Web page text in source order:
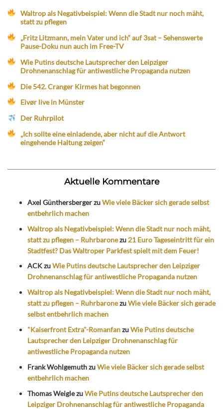
Waltrop als Negativbeispiel: Wenn die Stadt nur noch mäht,
statt zu pflegen
„Fritz Litzmann, mein Vater und ich“ auf 3sat – Sehenswerte
Pause-Doku nun auch im Free-TV
Wie Putins deutsche Lautsprecher den Leipziger
Drohnenanschlag für antiwestliche Propaganda nutzen
Die 542. Cranger Kirmes hat begonnen
Eivør live in Münster
Der Ruhrpilot
„Ich sollte eine einladende, aber nicht auf die Antwort
eingehende Haltung zeigen“
Aktuelle Kommentare
Axel GünthersbergerzuWie viele Bäcker sich gerade selbst
entbehrlich machen
Waltrop als Negativbeispiel: Wenn die Stadt nur noch mäht,
statt zu pflegen – Ruhrbaronezu 21 Euro Tageseintritt für ein
Stadtfest? Das Waltroper Parkfest spielt mit dem Feuer!
ACKzuWie Putins deutsche Lautsprecher den Leipziger
Drohnenanschlag für antiwestliche Propaganda nutzen
Waltrop als Negativbeispiel: Wenn die Stadt nur noch mäht,
statt zu pflegen – RuhrbaronezuWie viele Bäcker sich gerade
selbst entbehrlich machen
"Kaiserfront Extra"-RomanfanzuWie Putins deutsche
Lautsprecher den Leipziger Drohnenanschlag für
antiwestliche Propaganda nutzen
Frank WohlgemuthzuWie viele Bäcker sich gerade selbst
entbehrlich machen
Thomas WeiglezuWie Putins deutsche Lautsprecher den
Leipziger Drohnenanschlag für antiwestliche Propaganda